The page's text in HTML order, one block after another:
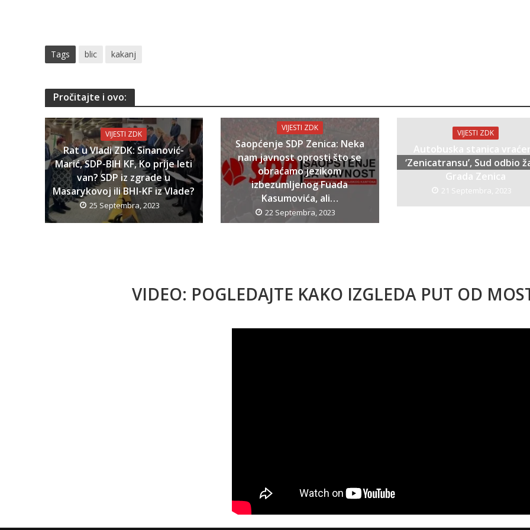
Tags blic kakanj
Pročitajte i ovo:
VIJESTI ZDK
Rat u Vladi ZDK: Sinanović-
Marić, SDP-BIH KF, Ko prije leti
van? SDP iz zgrade u
Masarykovoj ili BHI-KF iz Vlade?
25 Septembra, 2023
VIJESTI ZDK
Saopćenje SDP Zenica: Neka
nam javnost oprosti što se
obraćamo jezikom
izbezumljenog Fuada
Kasumovića, ali…
22 Septembra, 2023
VIJESTI ZDK
Autobuska stanica
‘Zenicatransu’, Sud odbio
Grada Zenica
21 Septembra, 2023
VIDEO: POGLEDAJTE KAKO IZGLEDA PUT OD